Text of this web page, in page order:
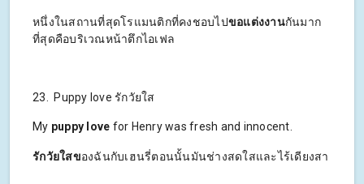
หนึ่งในสถานที่สุดโรแมนติกที่คงชอบไปขอแต่งงานกันมาก
ที่สุดคือบริเวณหน้าตึกไอเฟล
23. Puppy love รักวัยใส
My puppy love for Henry was fresh and innocent.
รักวัยใสของฉันกับเฮนรี่ตอนนั้นมันช่างสดใสและไร้เดียงสา